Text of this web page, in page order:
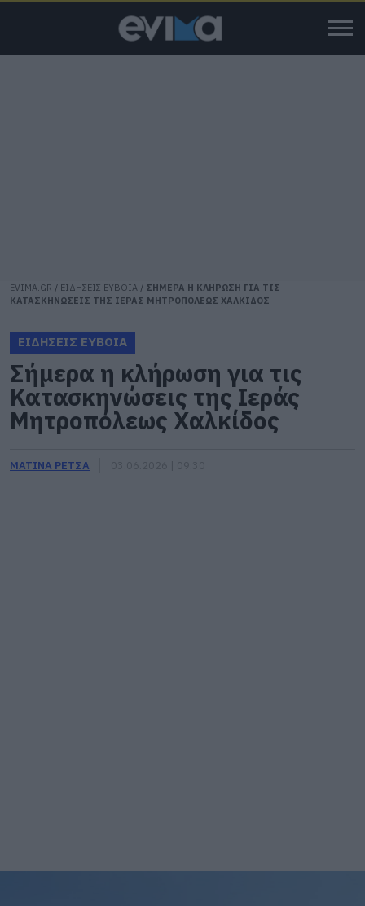
EVIMA.GR / ΕΙΔΗΣΕΙΣ ΕΥΒΟΙΑ / ΣΗΜΕΡΑ Η ΚΛΗΡΩΣΗ ΓΙΑ ΤΙΣ
ΚΑΤΑΣΚΗΝΩΣΕΙΣ ΤΗΣ ΙΕΡΑΣ ΜΗΤΡΟΠΟΛΕΩΣ ΧΑΛΚΙΔΟΣ
ΕΙΔΗΣΕΙΣ ΕΥΒΟΙΑ
Σήμερα η κλήρωση για τις
Κατασκηνώσεις της Ιεράς
Μητροπόλεως Χαλκίδος
ΜΑΤΙΝΑ ΡΕΤΣΑ